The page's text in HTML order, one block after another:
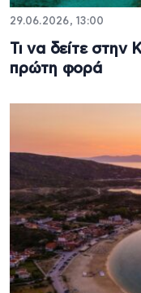
29.06.2026, 13:00
Τι να δείτε στην
πρώτη φορά